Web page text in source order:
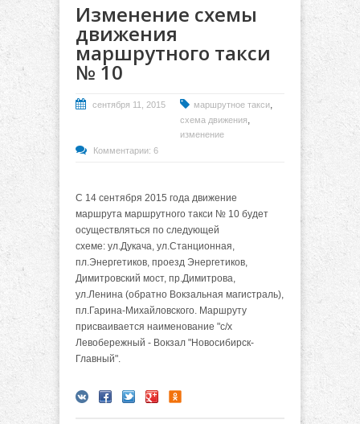
Изменение схемы
движения
маршрутного такси
№ 10
сентября 11, 2015 маршрутное такси,
схема движения,
изменение
Комментарии: 6
С 14 сентября 2015 года движение
маршрута маршрутного такси № 10 будет
осуществляться по следующей
схеме: ул.Дукача, ул.Станционная,
пл.Энергетиков, проезд Энергетиков,
Димитровский мост, пр.Димитрова,
ул.Ленина (обратно Вокзальная магистраль),
пл.Гарина-Михайловского. Маршруту
присваивается наименование "с/х
Левобережный - Вокзал "Новосибирск-
Главный".